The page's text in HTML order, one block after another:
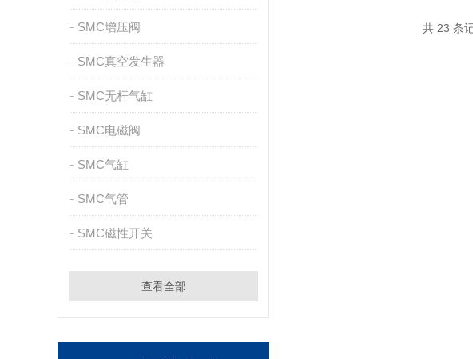
SMC增压阀
SMC真空发生器
SMC无杆气缸
SMC电磁阀
SMC气缸
SMC气管
SMC磁性开关
查看全部
共 23 条